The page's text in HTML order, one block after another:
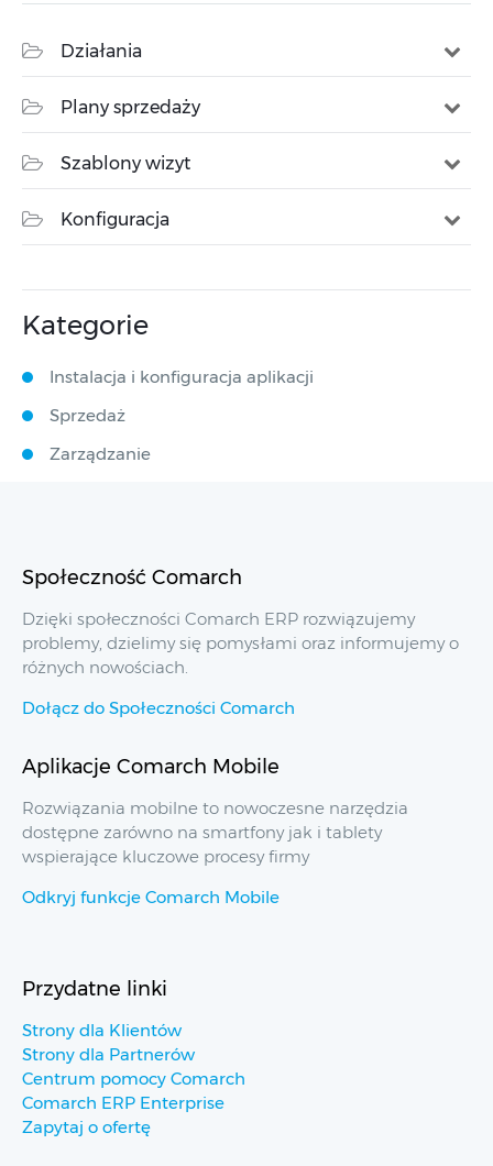
Działania
Plany sprzedaży
Szablony wizyt
Konfiguracja
Kategorie
Instalacja i konfiguracja aplikacji
Sprzedaż
Zarządzanie
Społeczność Comarch
Dzięki społeczności Comarch ERP rozwiązujemy
problemy, dzielimy się pomysłami oraz informujemy o
różnych nowościach.
Dołącz do Społeczności Comarch
Aplikacje Comarch Mobile
Rozwiązania mobilne to nowoczesne narzędzia
dostępne zarówno na smartfony jak i tablety
wspierające kluczowe procesy firmy
Odkryj funkcje Comarch Mobile
Przydatne linki
Strony dla Klientów
Strony dla Partnerów
Centrum pomocy Comarch
Comarch ERP Enterprise
Zapytaj o ofertę